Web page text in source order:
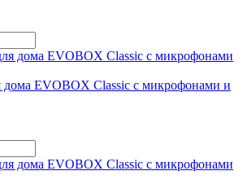
дома EVOBOX Classic с микрофонами и